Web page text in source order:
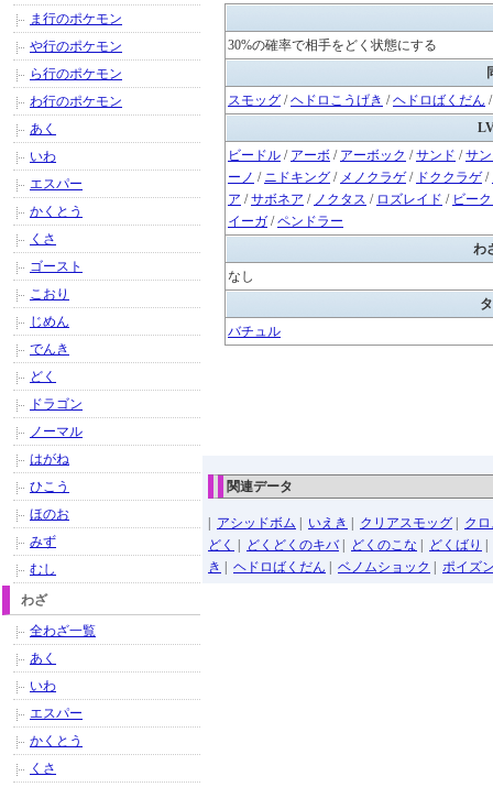
30%の確率で相手をどく状態にする
スモッグ /ヘドロこうげき /ヘドロばくだん
ビードル / アーボ / アーボック /サンド /サ
ーノ / ニドキング / メノクラゲ/ ドククラゲ/
ア /サボネア / ノクタス / ロズレイド / ビー
イーガ /ペンドラー
わ
なし
バチュル
関連データ
アシッドボム いえき クリアスモッグ
ク
どく
どくどくのキバ| どくのこな どくばり
き
ヘドロばくだん ベノムショック ポイズ
ま行のポケモン
や行のポケモン
ら行のポケモン
わ行のポケモン
あく
いわ
エスパー
かくとう
くさ
ゴースト
こおり
じめん
でんき
どく
ドラゴン
ノーマル
はがね
ひこう
ほのお
みず
むし
わざ
全わざ一覧
あく
いわ
エスパー
かくとう
くさ